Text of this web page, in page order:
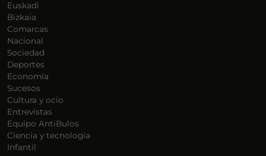
Euskadi
Bizkaia
Comarcas
Nacional
Sociedad
Deportes
Economía
Sucesos
Cultura y ocio
Entrevistas
Equipo AntiBulos
Ciencia y tecnología
Infantil